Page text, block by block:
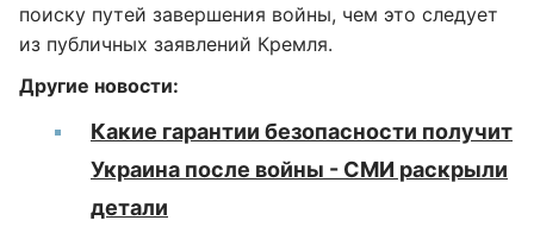
поиску путей завершения войны, чем это следует
из публичных заявлений Кремля.
Другие новости:
Какие гарантии безопасности получит
Украина после войны - СМИ раскрыли
детали